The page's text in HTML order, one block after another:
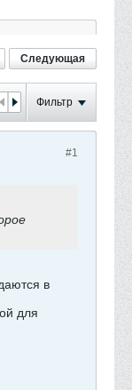
Следующая
Фильтр
#1
в
для